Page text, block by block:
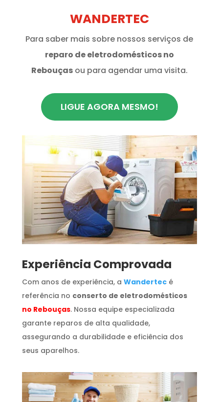
WANDERTEC
Para saber mais sobre nossos serviços de
reparo de eletrodomésticos no
Rebouçasou para agendar uma visita.
LIGUE AGORA MESMO!
​Experiência Comprovada
Com anos de experiência, a Wandertecé
referência no conserto de eletrodomésticos
no Rebouças. Nossa equipe especializada
garante reparos de alta qualidade,
assegurando a durabilidade e eficiência dos
seus aparelhos.